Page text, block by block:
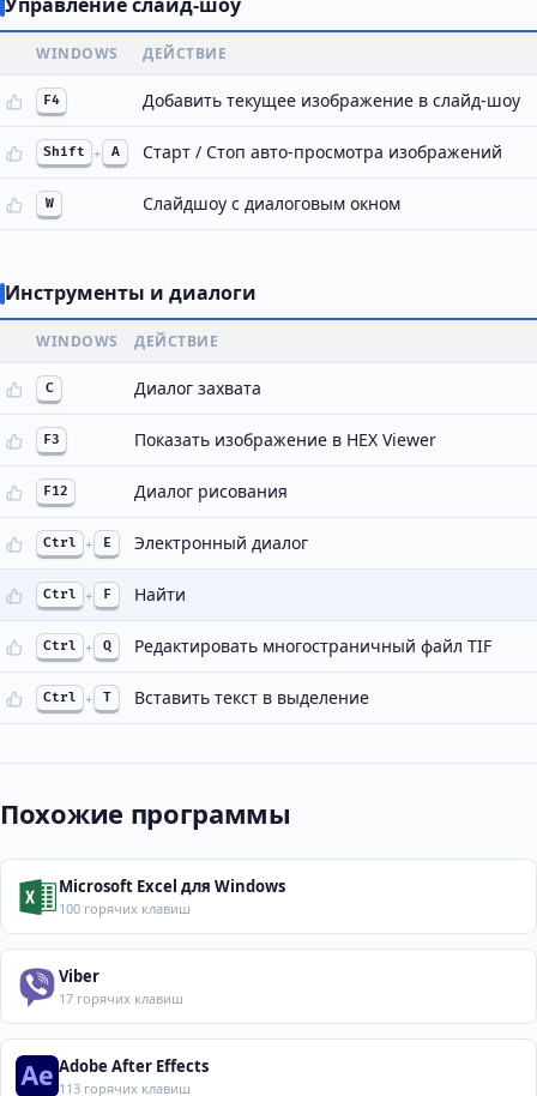
WINDOWS ДЕЙСТВИЕ
F4 Добавить текущее изображение в слайд-шоу
Shift + A Старт / Стоп авто-просмотра изображений
W Слайдшоу с диалоговым окном
Инструменты и диалоги
WINDOWS ДЕЙСТВИЕ
С Диалог захвата
F3 Показать изображение в HEX Viewer
F12 Диалог рисования
Ctrl + E Электронный диалог
Ctrl + F Найти
Ctrl + Q Редактировать многостраничный файл TIF
Ctrl + T Вставить текст в выделение
Похожие программы
Microsoft Excel для Windows
100 горячих клавиш
Viber
17 горячих клавиш
Adobe After Effects
113 горячих клавиш